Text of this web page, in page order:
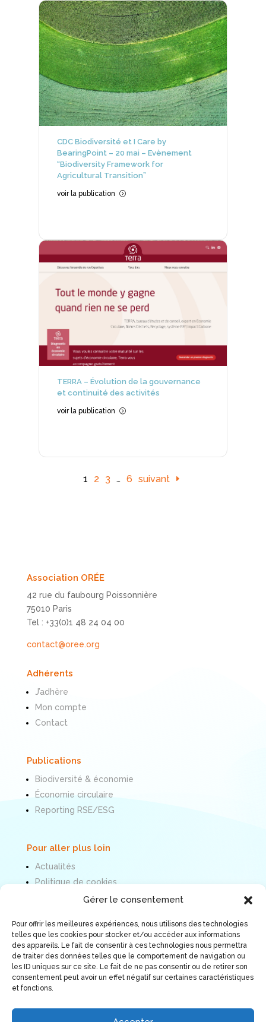
Gérer le consentement
Pour offrir les meilleures expériences, nous utilisons des technologies
telles que les cookies pour stocker et/ou accéder aux informations
des appareils. Le fait de consentir à ces technologies nous permettra
de traiter des données telles que le comportement de navigation ou
les ID uniques sur ce site. Le fait de ne pas consentir ou de retirer son
consentement peut avoir un effet négatif sur certaines caractéristiques
et fonctions.
CDC Biodiversité et I Care by
BearingPoint – 20 mai – Evènement
“Biodiversity Framework for
Agricultural Transition”
voir la publication =
TERRA – Évolution de la gouvernance
et continuité des activités
voir la publication =
1 2 3 … 6 suivant
Association ORÉE
42 rue du faubourg Poissonnière
75010 Paris
Tel : +33(0)1 48 24 04 00
contact@oree.org
Adhérents
J’adhère
Mon compte
Contact
Publications
Biodiversité & économie
Économie circulaire
Reporting RSE/ESG
Pour aller plus loin
Actualités
Politique de cookies
Mentions légales
Nous suivre